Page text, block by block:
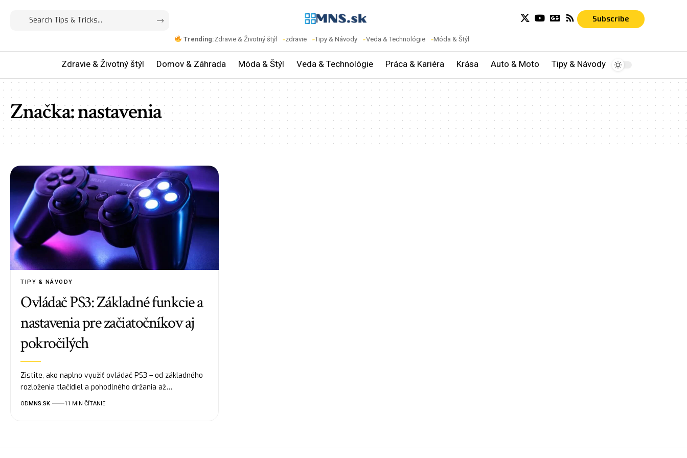
Trending:Zdravie & Životný štýl zdravie Tipy & Návody Veda & Technológie Móda & Štýl
Subscribe
Zdravie & Životný štýl Domov & Záhrada Móda & Štýl Veda & Technológie Práca & Kariéra Krása Auto & Moto Tipy & Návody
Značka:nastavenia
TIPY & NÁVODY
Ovládač PS3: Základné funkcie a
nastavenia pre začiatočníkov aj
pokročilých
Zistite, ako naplno využiť ovládač PS3 – od základného
rozloženia tlačidiel a pohodlného držania až…
ODMNS.SK 11 MIN ČÍTANIE